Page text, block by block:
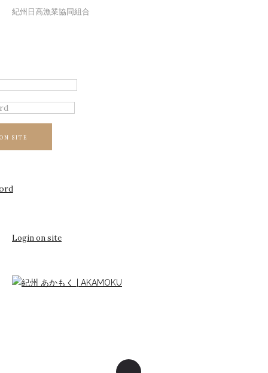
紀州日高漁業協同組合
SITE
Login on site